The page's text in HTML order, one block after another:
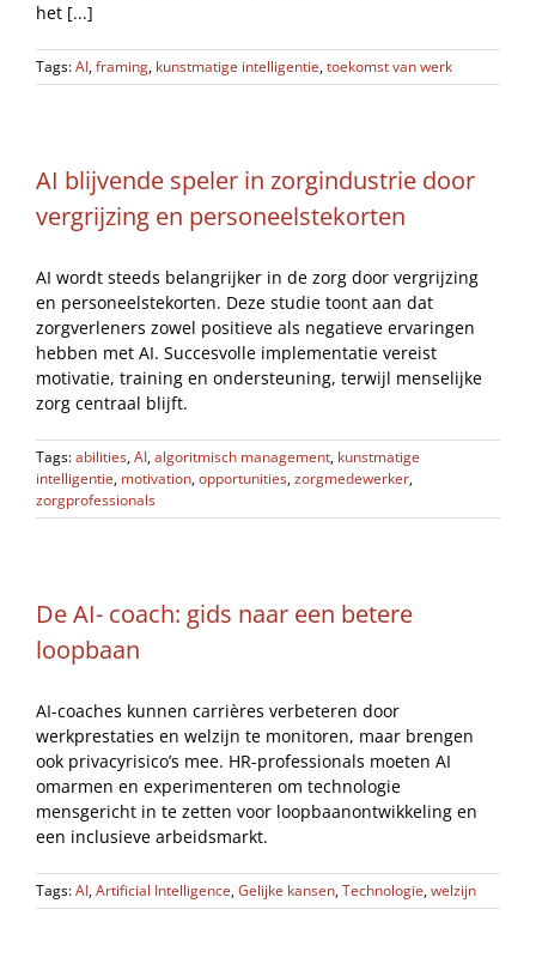
het [...]
Tags:AI,framing, kunstmatige intelligentie,toekomst van werk
AI blijvende speler in zorgindustrie door
vergrijzing en personeelstekorten
AI wordt steeds belangrijker in de zorg door vergrijzing
en personeelstekorten. Deze studie toont aan dat
zorgverleners zowel positieve als negatieve ervaringen
hebben met AI. Succesvolle implementatie vereist
motivatie, training en ondersteuning, terwijl menselijke
zorg centraal blijft.
Tags:abilities,AI,algoritmisch management, kunstmatige
intelligentie, motivation,opportunities,zorgmedewerker,
zorgprofessionals
De AI- coach: gids naar een betere
loopbaan
AI-coaches kunnen carrières verbeteren door
werkprestaties en welzijn te monitoren, maar brengen
ook privacyrisico’s mee. HR-professionals moeten AI
omarmen en experimenteren om technologie
mensgericht in te zetten voor loopbaanontwikkeling en
een inclusieve arbeidsmarkt.
Tags:AI,Artificial Intelligence,Gelijke kansen,Technologie,welzijn